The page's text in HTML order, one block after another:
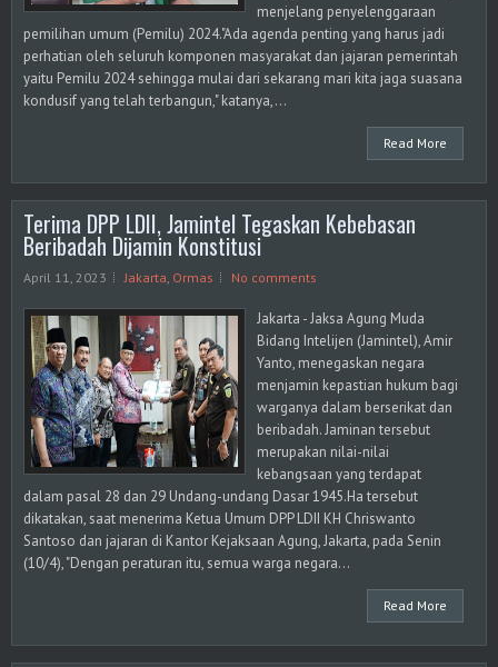
menjelang penyelenggaraan
pemilihan umum (Pemilu) 2024."Ada agenda penting yang harus jadi
perhatian oleh seluruh komponen masyarakat dan jajaran pemerintah
yaitu Pemilu 2024 sehingga mulai dari sekarang mari kita jaga suasana
kondusif yang telah terbangun," katanya,...
Read More
Terima DPP LDII, Jamintel Tegaskan Kebebasan
Beribadah Dijamin Konstitusi
April 11, 2023 Jakarta Ormas No comments
Jakarta - Jaksa Agung Muda
Bidang Intelijen (Jamintel), Amir
Yanto, menegaskan negara
menjamin kepastian hukum bagi
warganya dalam berserikat dan
beribadah. Jaminan tersebut
merupakan nilai-nilai
kebangsaan yang terdapat
dalam pasal 28 dan 29 Undang-undang Dasar 1945.Ha tersebut
dikatakan, saat menerima Ketua Umum DPP LDII KH Chriswanto
Santoso dan jajaran di Kantor Kejaksaan Agung, Jakarta, pada Senin
(10/4), "Dengan peraturan itu, semua warga negara...
Read More